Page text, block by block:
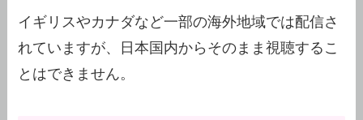
イギリスやカナダなど一部の海外地域では配信さ
れていますが、日本国内からそのまま視聴するこ
とはできません。